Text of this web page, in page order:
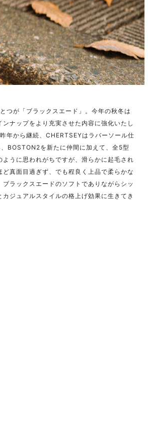
つが「ブラックスエード」。今年の秋冬は
ナップをより充実させた内容に強化いたし
年から継続、CHERTSEYはラバーソール仕
BOSTON2を新たに仲間に加えて、全5型
うに思われがちですが、滑らかに起毛され
真面目過ぎず、でも程良く上品で柔らかな
ラックスエードのソフトでありながらシッ
ジュアルスタイルの格上げ効果に生きてき